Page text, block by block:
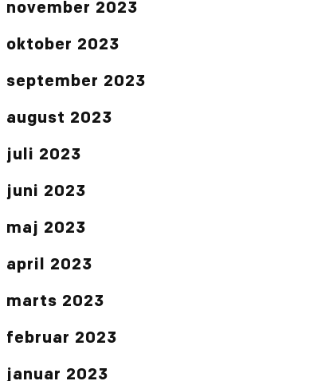
november 2023
oktober 2023
september 2023
august 2023
juli 2023
juni 2023
maj 2023
april 2023
marts 2023
februar 2023
januar 2023